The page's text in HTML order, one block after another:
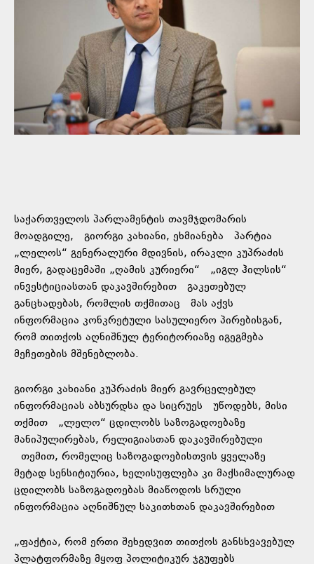
საქართველოს პარლამენტის თავმჯდომარის
მოადგილე, გიორგი კახიანი, ეხმიანება პარტია
„ლელოს“ გენერალური მდივნის, ირაკლი კუპრაძის
მიერ, გადაცემაში „ღამის კურიერი“ „იგლ ჰილსის“
ინვესტიციასთან დაკავშირებით გაკეთებულ
განცხადებას, რომლის თქმითაც მას აქვს
ინფორმაცია კონკრეტული სასულიერო პირებისგან,
რომ თითქოს აღნიშნულ ტერიტორიაზე იგეგმება
მეჩეთების მშენებლობა.
გიორგი კახიანი კუპრაძის მიერ გავრცელებულ
ინფორმაციას აბსურდსა და სიცრუეს უწოდებს, მისი
თქმით „ლელო“ ცდილობს საზოგადოებაზე
მანიპულირებას, რელიგიასთან დაკავშირებული
თემით, რომელიც საზოგადოებისთვის ყველაზე
მეტად სენსიტიურია, ხელისუფლება კი მაქსიმალურად
ცდილობს საზოგადოებას მიაწოდოს სრული
ინფორმაცია აღნიშნულ საკითხთან დაკავშირებით
„ფაქტია, რომ ერთი შეხედვით თითქოს განსხვავებულ
პლატფორმაზე მყოფ პოლიტიკურ ჯგუფებს